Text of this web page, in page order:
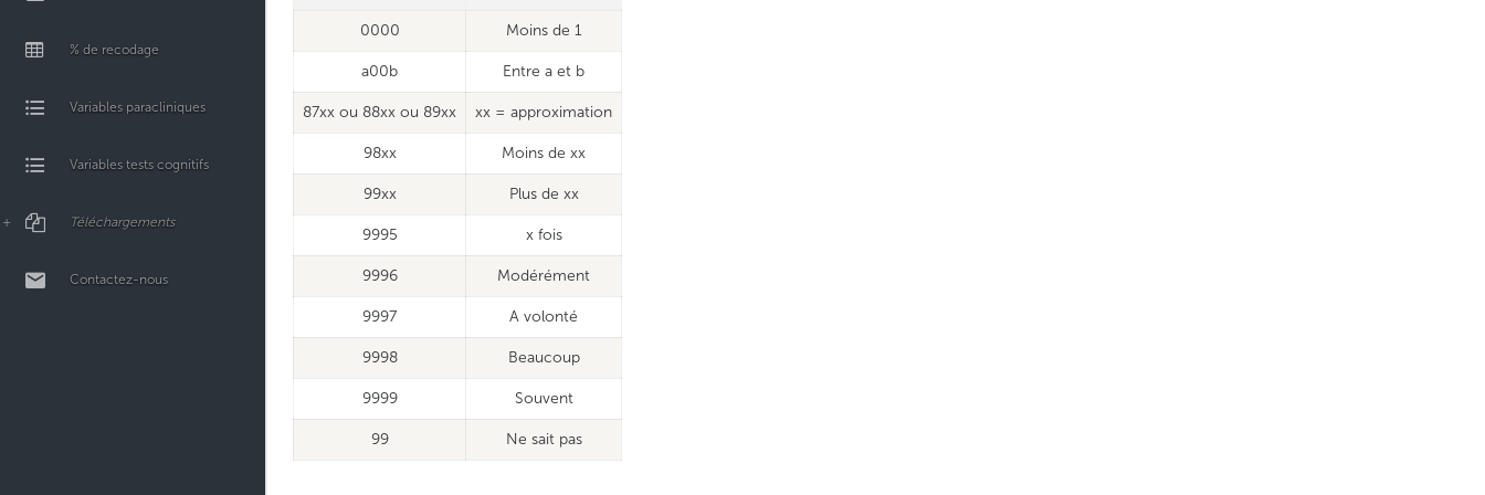
0000 Moins de 1
a00b Entre a et b
87xx ou 88xx ou 89xx xx = approximation
98xx Moins de xx
99xx Plus de xx
9995 x fois
9996 Modérément
9997 A volonté
9998 Beaucoup
9999 Souvent
99 Ne sait pas
% de recodage
Variables paracliniques
Variables tests cognitifs
Téléchargements
Contactez-nous